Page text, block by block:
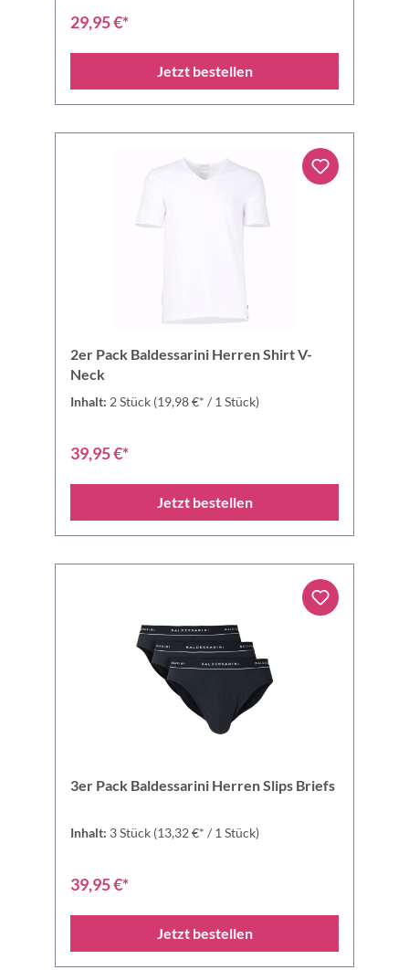
29,95 €*
Jetzt bestellen
2er Pack Baldessarini Herren Shirt V-
Neck
Inhalt: 2 Stück (19,98 €* / 1 Stück)
39,95 €*
Jetzt bestellen
3er Pack Baldessarini Herren Slips Briefs
Inhalt: 3 Stück (13,32 €* / 1 Stück)
39,95 €*
Jetzt bestellen